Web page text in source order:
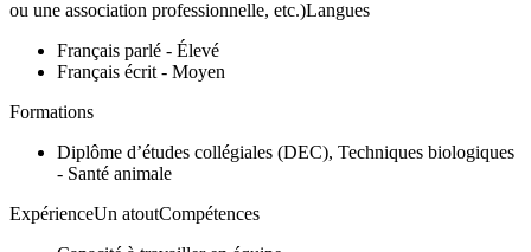
ou une association professionnelle, etc.)Langues
Français parlé - Élevé
Français écrit - Moyen
Formations
Diplôme d’études collégiales (DEC), Techniques biologiques
- Santé animale
ExpérienceUn atoutCompétences